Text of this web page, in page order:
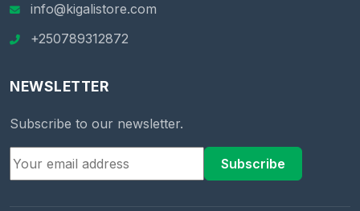
info@kigalistore.com
+250789312872
NEWSLETTER
Subscribe to our newsletter.
Subscribe